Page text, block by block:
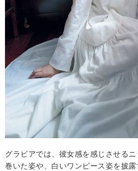
グラビアでは、彼女感を感じさせる
巻いた姿や、白いワンピース姿を披